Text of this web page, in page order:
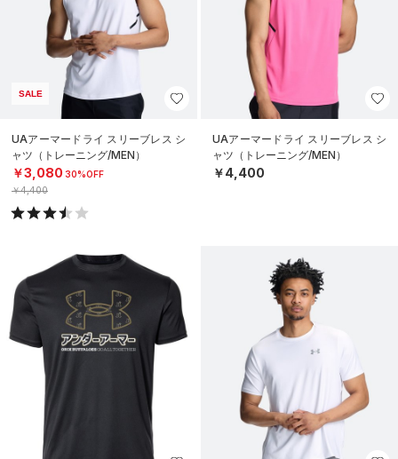
SALE
UAアーマードライ スリーブレス シ
ャツ（トレーニング/MEN）
￥3,080 30%OFF
￥4,400
UAアーマードライ スリーブレス シ
ャツ（トレーニング/MEN）
￥4,400